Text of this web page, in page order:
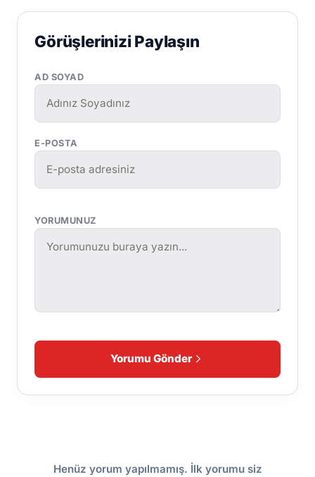
Görüşlerinizi Paylaşın
AD SOYAD
E-POSTA
YORUMUNUZ
Yorumu Gönder
Henüz yorum yapılmamış. İlk yorumu siz